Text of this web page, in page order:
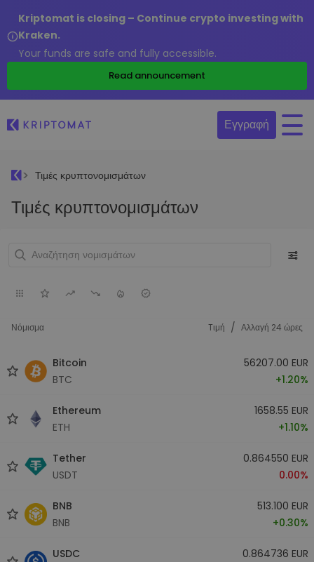
Kriptomat is closing – Continue crypto investing with
Kraken.
Your funds are safe and fully accessible.
Read announcement
Εγγραφή
Τιμές κρυπτονομισμάτων
Τιμές κρυπτονομισμάτων
Νόμισμα Tιμή / Αλλαγή 24 ώρες
Bitcoin
BTC
56207.00 EUR
+1.20%
Ethereum
ETH
1658.55 EUR
+1.10%
Tether
USDT
0.864550 EUR
0.00%
BNB
BNB
513.100 EUR
+0.30%
USDC
0.864736 EUR